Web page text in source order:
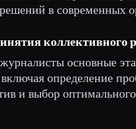
в современных
коллективного
основные
определение
и выбор